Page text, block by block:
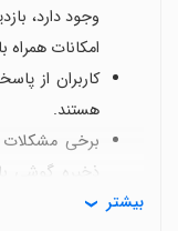
وجود دارد،
امکانات
کاربران از
هستند.
برخی مشکلات
ذخیره گوشی
می‌کند. بیشتر